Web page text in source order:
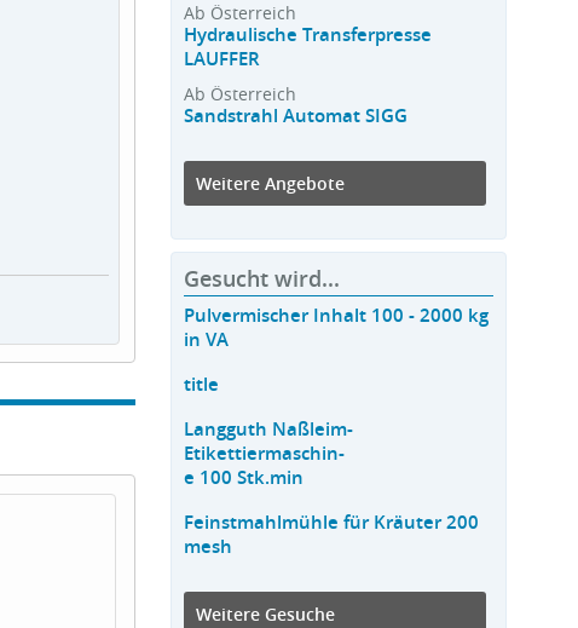
Ab Österreich
Hydraulische Transferpresse
LAUFFER
Ab Österreich
Sandstrahl Automat SIGG
Weitere Angebote
Gesucht wird...
Pulvermischer Inhalt 100 - 2000 kg
in VA
title
Langguth Naßleim-
Etikettiermaschin-
e 100 Stk.min
Feinstmahlmühle für Kräuter 200
mesh
Weitere Gesuche